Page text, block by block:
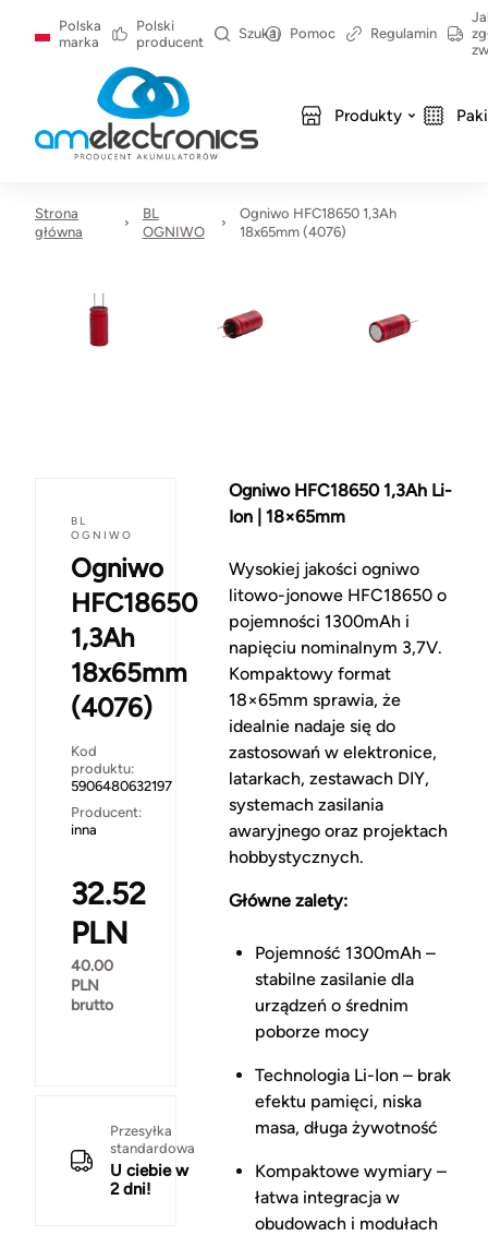
Polska
marka
Polski
producent
Szukaj Pomoc Regulamin
Produkty
Strona
główna
BL
OGNIWO
Ogniwo HFC18650 1,3Ah
18x65mm (4076)
BL
OGNIWO
Ogniwo
HFC18650
1,3Ah
18x65mm
(4076)
Kod
produktu:
5906480632197
Producent:
inna
32.52
PLN
40.00
PLN
brutto
Przesyłka
standardowa
U ciebie w
2 dni!
Ogniwo HFC18650 1,3Ah Li-
Ion | 18×65mm
Wysokiej jakości ogniwo
litowo-jonowe HFC18650 o
pojemności 1300mAh i
napięciu nominalnym 3,7V.
Kompaktowy format
18×65mm sprawia, że
idealnie nadaje się do
zastosowań w elektronice,
latarkach, zestawach DIY,
systemach zasilania
awaryjnego oraz projektach
hobbystycznych.
Główne zalety:
Pojemność 1300mAh –
stabilne zasilanie dla
urządzeń o średnim
poborze mocy
Technologia Li-Ion – brak
efektu pamięci, niska
masa, długa żywotność
Kompaktowe wymiary –
łatwa integracja w
obudowach i modułach